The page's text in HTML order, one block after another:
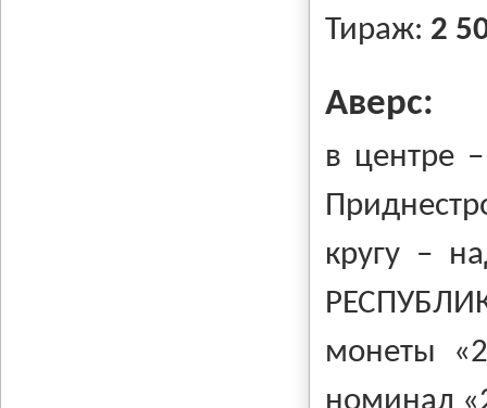
Тираж: 2
Аверс:
в центре
кругу –
монеты